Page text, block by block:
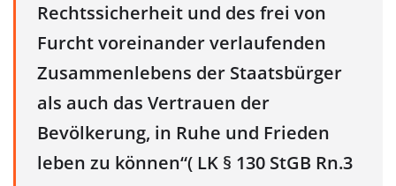
Rechtssicherheit und des frei von
Furcht voreinander verlaufenden
Zusammenlebens der Staatsbürger
als auch das Vertrauen der
Bevölkerung, in Ruhe und Frieden
leben zu können“( LK § 130 StGB Rn.3